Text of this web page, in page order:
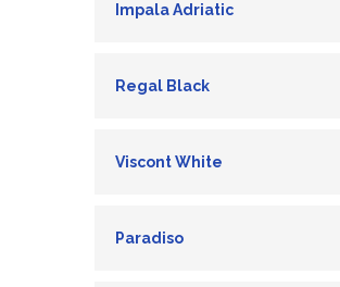
Impala Adriatic
Regal Black
Viscont White
Paradiso